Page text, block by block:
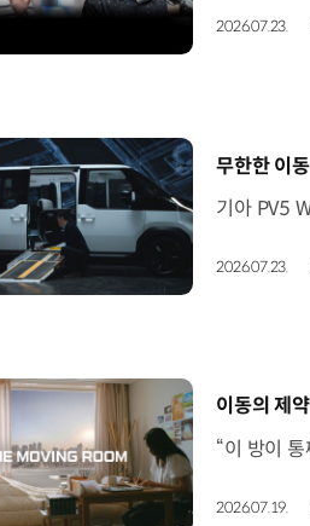
2026.07.23.
[동영상]
무한한 이
2026.07.23.
[동영상]
이동의 제
2026.07.19.